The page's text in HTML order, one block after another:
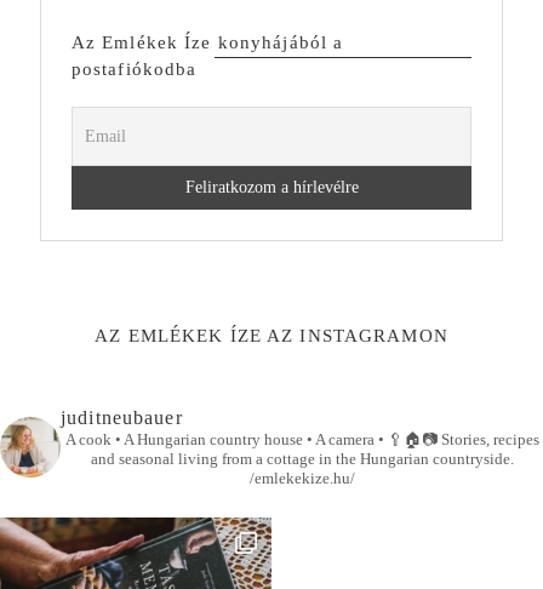
Az Emlékek Íze konyhájából a
postafiókodba
AZ EMLÉKEK ÍZE AZ INSTAGRAMON
juditneubauer
A cook • A Hungarian country house • A camera • 🥄🏠📷Stories, recipes
and seasonal living from a cottage in the Hungarian countryside.
/emlekekize.hu/